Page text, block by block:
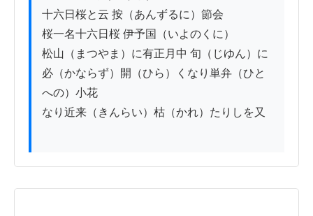
十六日桜と云 按（あんずるに）節会
桜一名十六日桜 伊予国（いよのくに）
松山（まつやま）に有正月中 旬（じゆん）に
必（かならず）開（ひら）くなり単弁（ひと
への）小花
なり近来（きんらい）枯（かれ）たりしを又